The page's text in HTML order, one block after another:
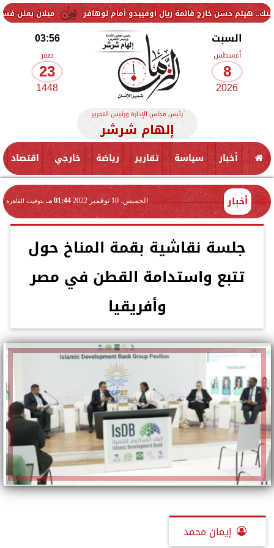
ميلان يعلن فسخ عقد إسماعيل قائمة ريال أوفييدو أمام لوهافر
السبت
أغسطس
8
2026
03:56
صفر
23
1448
رئيس مجلس الإدارة ورئيس التحرير
إلهام شرشر
أخبار سياسة تقارير رياضة خارجي اقتصاد
أخبار الخميس، 10 نوفمبر 2022 01:44 مـ بتوقيت القاهرة
جلسة نقاشية بقمة المناخ حول
تتبع واستدامة القطن في مصر
وأفريقيا
إيمان محمد